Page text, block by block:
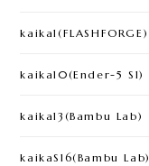
kaika1(FLASHFORGE)​
kaika10(Ender-5 S1)
kaika13(Bambu Lab)
kaikaS16(Bambu Lab)